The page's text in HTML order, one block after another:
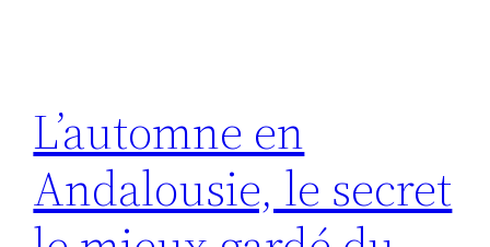
L’automne en
Andalousie, le secret